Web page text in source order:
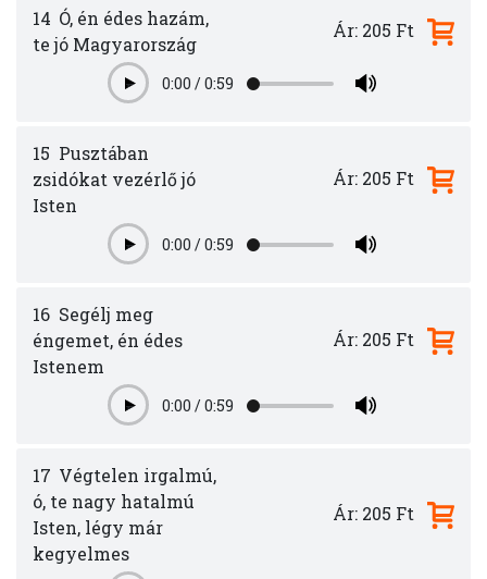
14 Ó, én édes hazám,
te jó Magyarország
Play0:00 /0:59
Ár: 205 Ft
15 Pusztában
zsidókat vezérlő jó
Isten
Play0:00 /0:59
Ár: 205 Ft
16 Segélj meg
éngemet, én édes
Istenem
Play0:00 /0:59
Ár: 205 Ft
17 Végtelen irgalmú,
ó, te nagy hatalmú
Isten, légy már
kegyelmes
Ár: 205 Ft